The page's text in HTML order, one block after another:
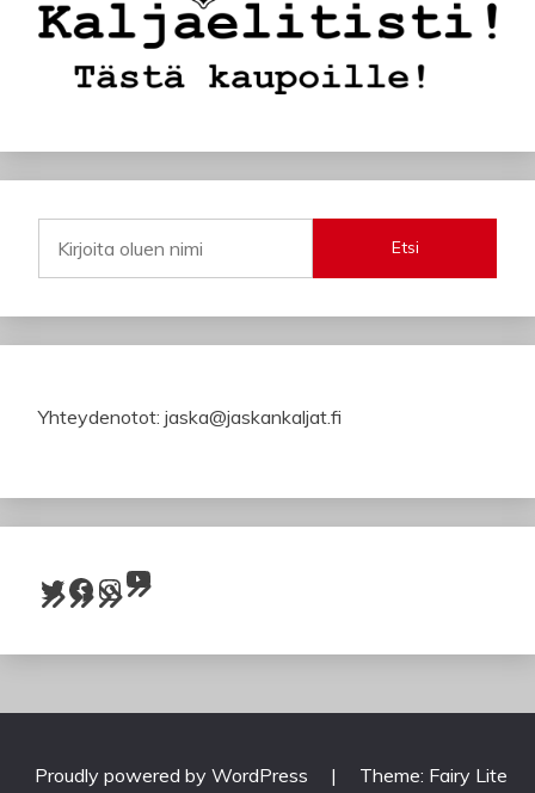
Etsi
Yhteydenotot: jaska@jaskankaljat.fi
Twitter Facebook InstagramYouTube
Proudly powered by WordPress |
Theme: Fairy Lite